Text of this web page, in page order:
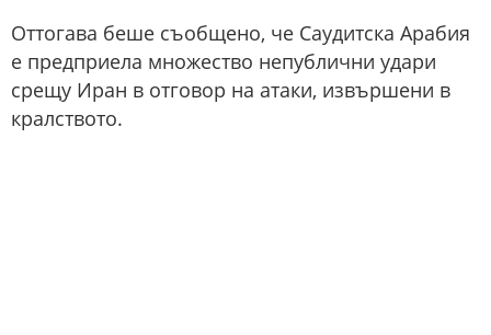
Оттогава беше съобщено, че Саудитска Арабия
е предприела множество непублични удари
срещу Иран в отговор на атаки, извършени в
кралството.